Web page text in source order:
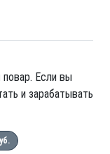
Если вы
и зарабатывать